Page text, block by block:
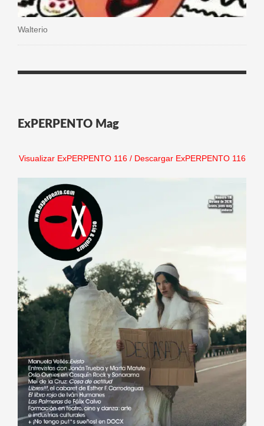
Walterio
ExPERPENTO Mag
Visualizar ExPERPENTO 116/ Descargar ExPERPENTO 116